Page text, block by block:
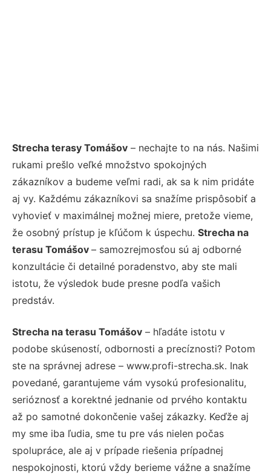
Strecha terasy Tomášov – nechajte to na nás. Našimi
rukami prešlo veľké množstvo spokojných
zákazníkov a budeme veľmi radi, ak sa k nim pridáte
aj vy. Každému zákazníkovi sa snažíme prispôsobiť a
vyhovieť v maximálnej možnej miere, pretože vieme,
že osobný prístup je kľúčom k úspechu. Strecha na
terasu Tomášov – samozrejmosťou sú aj odborné
konzultácie či detailné poradenstvo, aby ste mali
istotu, že výsledok bude presne podľa vašich
predstáv.
Strecha na terasu Tomášov – hľadáte istotu v
podobe skúseností, odbornosti a precíznosti? Potom
ste na správnej adrese – www.profi-strecha.sk. Inak
povedané, garantujeme vám vysokú profesionalitu,
serióznosť a korektné jednanie od prvého kontaktu
až po samotné dokončenie vašej zákazky. Keďže aj
my sme iba ľudia, sme tu pre vás nielen počas
spolupráce, ale aj v prípade riešenia prípadnej
nespokojnosti, ktorú vždy berieme vážne a snažíme